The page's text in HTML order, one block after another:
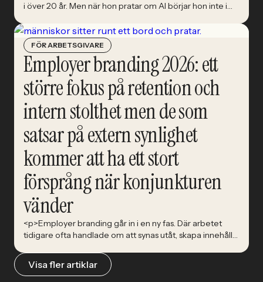
i över 20 år. Men när hon pratar om AI börjar hon inte i
människorna som ska förstå vad tekniken faktiskt ska
göra.&nbsp; AI beskrivs ofta som ett tekniksprång.
Snabbare kod-skrivande. Smartare system. Nya verktyg
som kan förändra nästan allt. Karin [&hellip;]</p>
FÖR ARBETSGIVARE
Employer branding 2026: ett
större fokus på retention och
intern stolthet men de som
satsar på extern synlighet
kommer att ha ett stort
försprång när konjunkturen
vänder
<p>Employer branding går in i en ny fas. Där arbetet
tidigare ofta handlade om att synas utåt, skapa innehåll
rekryteringsundersökning 2026 att allt fler arbetsgivare
nu riktar blicken inåt. Medarbetarupplevelse, retention
Visa fler artiklar